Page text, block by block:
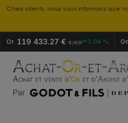
Chers clients, nous vous informons que
Or 119 433.27 € €/KG +1.06 %